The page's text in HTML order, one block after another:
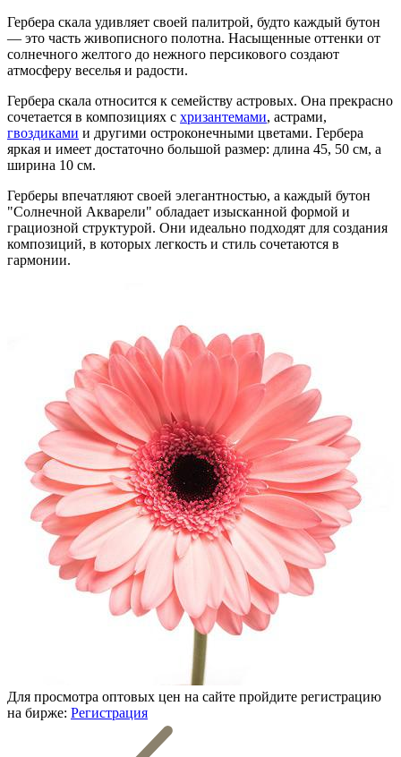
Гербера скала удивляет своей палитрой, будто каждый бутон
— это часть живописного полотна. Насыщенные оттенки от
солнечного желтого до нежного персикового создают
атмосферу веселья и радости.
Гербера скала относится к семейству астровых. Она прекрасно
сочетается в композициях с хризантемами, астрами,
гвоздиками и другими остроконечными цветами. Гербера
яркая и имеет достаточно большой размер: длина 45, 50 см, а
ширина 10 см.
Герберы впечатляют своей элегантностью, а каждый бутон
"Солнечной Акварели" обладает изысканной формой и
грациозной структурой. Они идеально подходят для создания
композиций, в которых легкость и стиль сочетаются в
гармонии.
Для просмотра оптовых цен на сайте пройдите регистрацию
на бирже: Регистрация